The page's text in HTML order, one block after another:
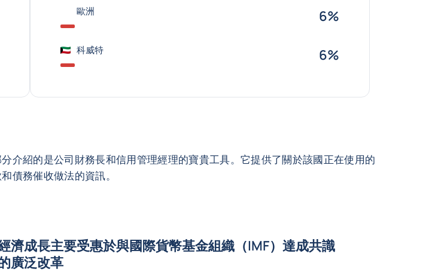
歐洲 6%
科威特 6%
介紹的是公司財務長和信用管理經理的寶貴工具。它提供了關於該國正在使用的
債務催收做法的資訊。
濟成長主要受惠於與國際貨幣基金組織（IMF）達成共識
廣泛改革